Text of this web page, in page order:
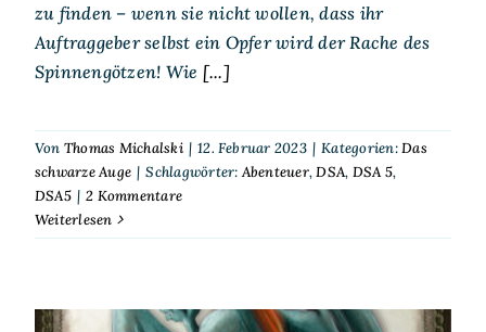
zu finden – wenn sie nicht wollen, dass ihr
Auftraggeber selbst ein Opfer wird der Rache des
Spinnengötzen! Wie [...]
Von Thomas Michalski | 12. Februar 2023 | Kategorien:Das
schwarze Auge | Schlagwörter:Abenteuer,DSA, DSA 5,
DSA5 | 2 Kommentare
Weiterlesen